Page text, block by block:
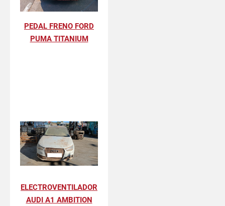
PEDAL FRENO FORD
PUMA TITANIUM
ELECTROVENTILADOR
AUDI A1 AMBITION